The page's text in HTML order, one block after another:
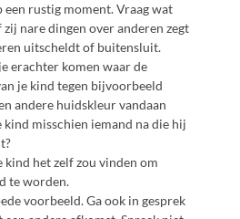
een rustig moment. Vraag wat
nare dingen over anderen zegt
uitscheldt of buitensluit.
erachter komen waar de
je kind tegen bijvoorbeeld
andere huidskleur vandaan
kind misschien iemand na die hij
kind het zelf zou vinden om
te worden.
voorbeeld. Ga ook in gesprek